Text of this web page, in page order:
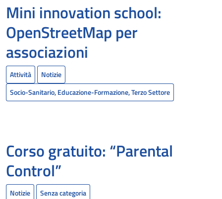
Mini innovation school:
OpenStreetMap per
associazioni
Attività
Notizie
Socio-Sanitario, Educazione-Formazione, Terzo Settore
Corso gratuito: “Parental
Control”
Notizie Senza categoria